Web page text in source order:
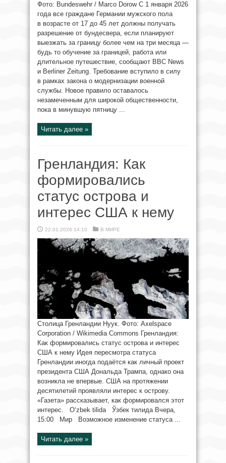
Фото: Bundeswehr / Marco Dorow С 1 января 2026
года все граждане Германии мужского пола
в возрасте от 17 до 45 лет должны получать
разрешение от бундесвера, если планируют
выезжать за границу более чем на три месяца —
будь то обучение за границей, работа или
длительное путешествие, сообщают BBC News
и Berliner Zeitung. Требование вступило в силу
в рамках закона о модернизации военной
службы. Новое правило оставалось
незамеченным для широкой общественности,
пока в минувшую пятницу ...
Читать далее »
Гренландия: Как
формировались
статус острова и
интерес США к нему
22.01.2026 14:10 В МИРЕ
Столица Гренландии Нуук. Фото: Axelspace
Corporation / Wikimedia Commons Гренландия:
Как формировались статус острова и интерес
США к нему Идея пересмотра статуса
Гренландии иногда подаётся как личный проект
президента США Дональда Трампа, однако она
возникла не впервые. США на протяжении
десятилетий проявляли интерес к острову.
«Газета» рассказывает, как формировался этот
интерес. O‘zbek tilida Ўзбек тилида Вчера,
15:00 Мир Возможное изменение статуса ...
Читать далее »